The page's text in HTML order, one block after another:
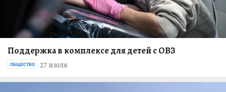
Поддержка в комплексе для детей с ОВЗ
27 июля
ОБЩЕСТВО